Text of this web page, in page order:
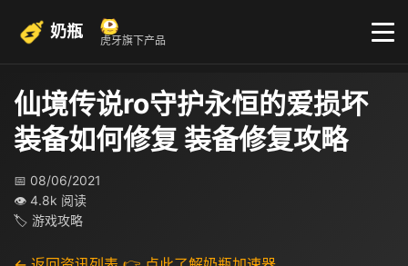
奶瓶 虎牙旗下产品
仙境传说ro守护永恒的爱损坏
装备如何修复 装备修复攻略
📅 08/06/2021
👁 4.8k 阅读
🏷 游戏攻略